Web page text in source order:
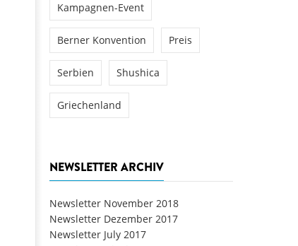
Kampagnen-Event
Berner Konvention Preis
Serbien Shushica
Griechenland
NEWSLETTER ARCHIV
Newsletter November 2018
Newsletter Dezember 2017
Newsletter July 2017